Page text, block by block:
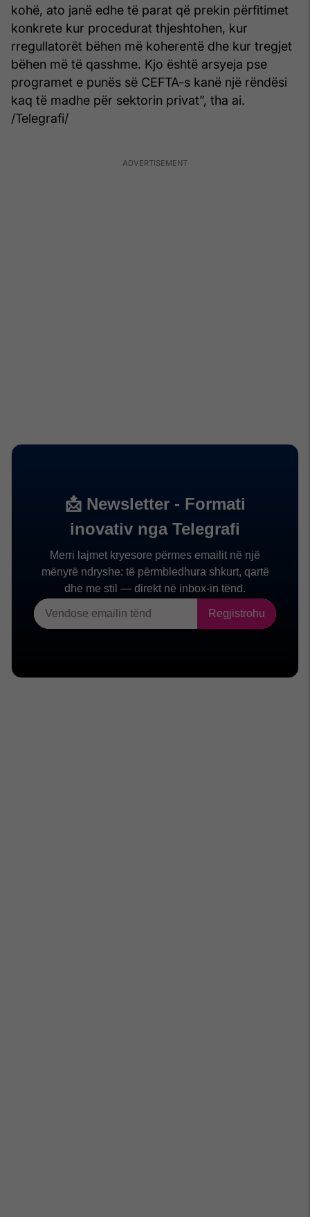
kohë, ato janë edhe të parat që prekin përfitimet
konkrete kur procedurat thjeshtohen, kur
rregullatorët bëhen më koherentë dhe kur tregjet
bëhen më të qasshme. Kjo është arsyeja pse
programet e punës së CEFTA-s kanë një rëndësi
kaq të madhe për sektorin privat”, tha ai.
/Telegrafi/